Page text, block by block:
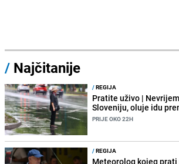
/ Najčitanije
/REGIJA
Pratite uživo |
Sloveniju, oluje idu
PRIJE OKO 22H
/REGIJA
Meteorolog kojeg